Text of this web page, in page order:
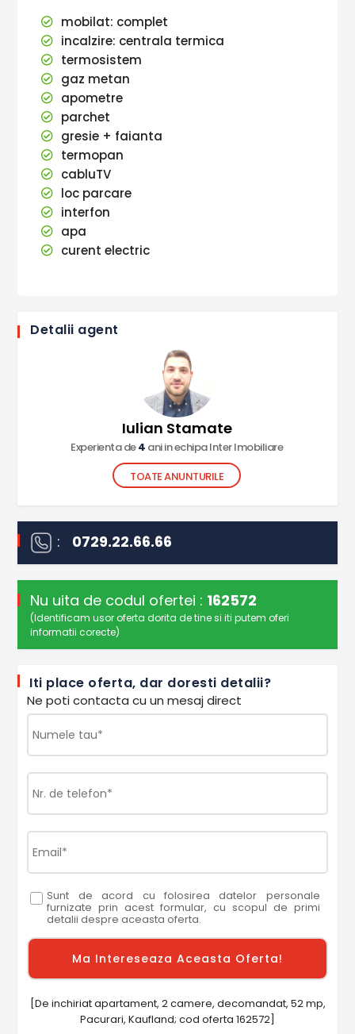
mobilat: complet
incalzire: centrala termica
termosistem
gaz metan
apometre
parchet
gresie + faianta
termopan
cabluTV
loc parcare
interfon
apa
curent electric
Detalii agent
Iulian Stamate
Experienta de4 ani in echipa Inter Imobiliare
TOATE ANUNTURILE
: 0729.22.66.66
Nu uita de codul ofertei : 162572
(Identificam usor oferta dorita de tine si iti putem oferi
informatii corecte)
Iti place oferta, dar doresti detalii?
Ne poti contacta cu un mesaj direct
Sunt de acord cu folosirea datelor personale
furnizate prin acest formular, cu scopul de primi
detalii despre aceasta oferta.
[De inchiriat apartament, 2 camere, decomandat, 52 mp,
Pacurari, Kaufland; cod oferta 162572]